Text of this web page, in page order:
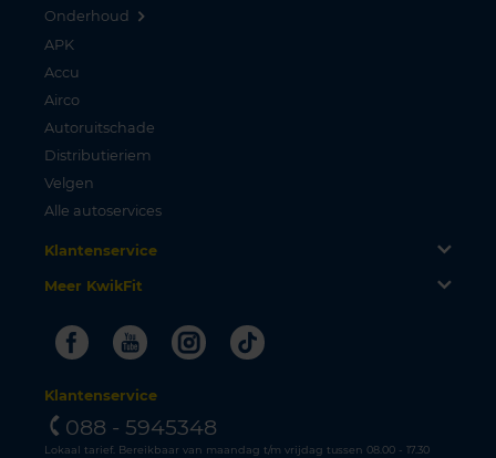
Onderhoud
APK
Accu
Airco
Autoruitschade
Distributieriem
Velgen
Alle autoservices
Klantenservice
Meer KwikFit
FacebookYoutubeInstagram
Tiktok
Klantenservice
088 - 5945348
Lokaal tarief. Bereikbaar van maandag t/m vrijdag tussen 08.00 - 17.30